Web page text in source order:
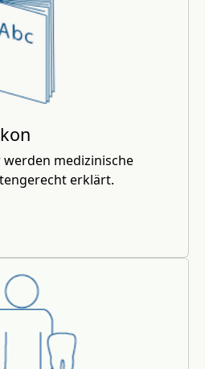
medizinische
erklärt.